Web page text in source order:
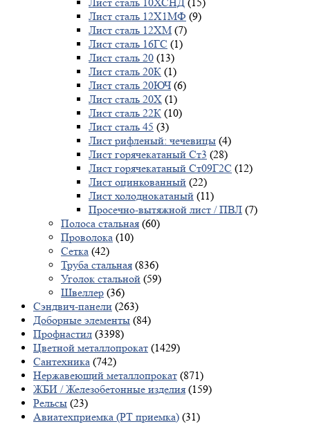
Лист сталь 12Х1МФ (9)
Лист сталь 12ХМ (7)
Лист сталь 16ГС (1)
Лист сталь 20 (13)
Лист сталь 20К (1)
Лист сталь 20ЮЧ (6)
Лист сталь 20Х (1)
Лист сталь 22К (10)
Лист сталь 45 (3)
Лист рифленый: чечевицы (4)
Лист горячекатаный Ст3 (28)
Лист горячекатаный Ст09Г2С (12)
Лист оцинкованный (22)
Лист холоднокатаный (11)
Просечно-вытяжной лист / ПВЛ (7)
Полоса стальная (60)
Проволока (10)
Сетка (42)
Труба стальная (836)
Уголок стальной (59)
Швеллер (36)
Сэндвич-панели (263)
Доборные элементы (84)
Профнастил (3398)
Цветной металлопрокат (1429)
Сантехника (742)
Нержавеющий металлопрокат (871)
ЖБИ / Железобетонные изделия (159)
Рельсы (23)
Авиатехприемка (РТ приемка) (31)